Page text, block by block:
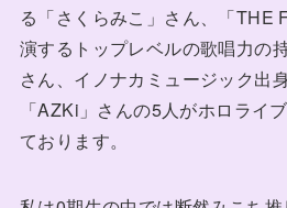
る「さくらみこ」さん、「THE
演するトップレベルの歌唱力の
さん、イノナカミュージック出
「AZKi」さんの5人がホロライ
ております。